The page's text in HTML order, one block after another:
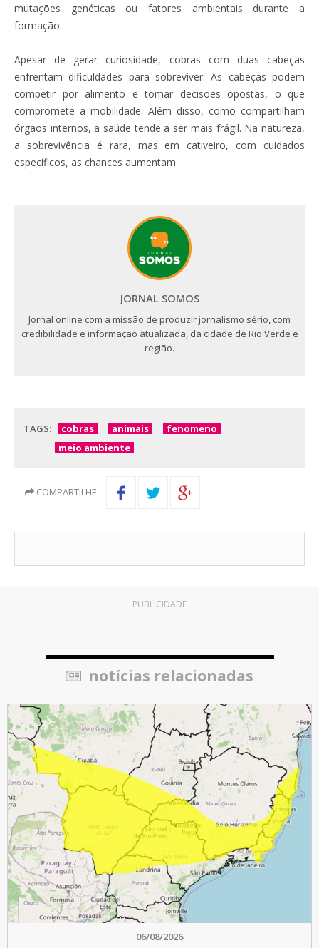
mutações genéticas ou fatores ambientais durante a
formação.
Apesar de gerar curiosidade, cobras com duas cabeças
enfrentam dificuldades para sobreviver. As cabeças podem
competir por alimento e tomar decisões opostas, o que
compromete a mobilidade. Além disso, como compartilham
órgãos internos, a saúde tende a ser mais frágil. Na natureza,
a sobrevivência é rara, mas em cativeiro, com cuidados
específicos, as chances aumentam.
JORNAL SOMOS
Jornal online com a missão de produzir jornalismo sério, com
credibilidade e informação atualizada, da cidade de Rio Verde e
região.
TAGS: cobras animais
fenomeno
meio ambiente
COMPARTILHE:
PUBLICIDADE
notícias relacionadas
06/08/2026